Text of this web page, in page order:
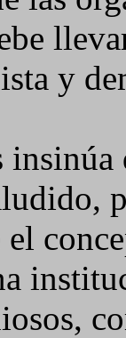
y
el